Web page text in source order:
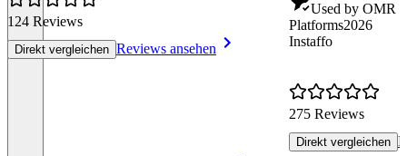
124 Reviews
Direkt vergleichen Reviews ansehen
Used by OMR -
Platforms2026
Instaffo
275 Reviews
Direkt vergleichen